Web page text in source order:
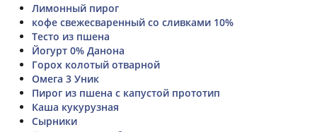
Лимонный пирог
кофе свежесваренный со сливками 10%
Тесто из пшена
Йогурт 0% Данона
Горох колотый отварной
Омега 3 Уник
Пирог из пшена с капустой прототип
Каша кукурузная
Сырники